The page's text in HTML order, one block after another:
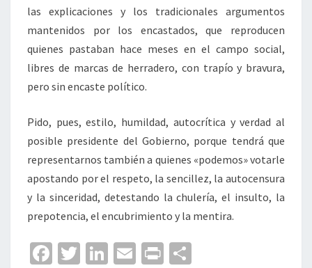
las explicaciones y los tradicionales argumentos
mantenidos por los encastados, que reproducen
quienes pastaban hace meses en el campo social,
libres de marcas de herradero, con trapío y bravura,
pero sin encaste político.
Pido, pues, estilo, humildad, autocrítica y verdad al
posible presidente del Gobierno, porque tendrá que
representarnos también a quienes «podemos» votarle
apostando por el respeto, la sencillez, la autocensura
y la sinceridad, detestando la chulería, el insulto, la
prepotencia, el encubrimiento y la mentira.
Fa T
Li
E
Pr